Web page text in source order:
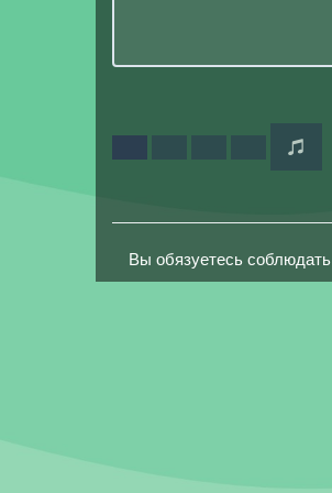
Вы обязуетесь соблюдать